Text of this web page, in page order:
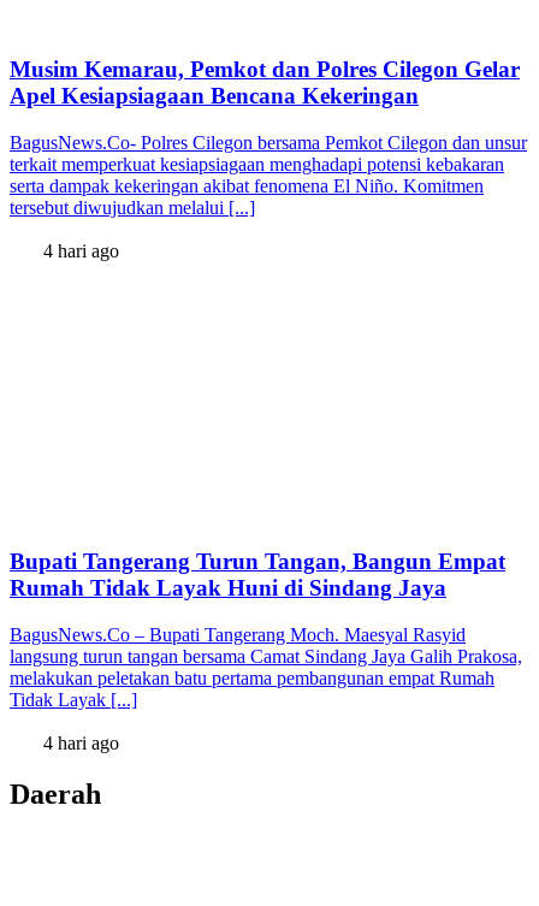
Musim Kemarau, Pemkot dan Polres Cilegon Gelar
Apel Kesiapsiagaan Bencana Kekeringan
BagusNews.Co- Polres Cilegon bersama Pemkot Cilegon dan unsur
terkait memperkuat kesiapsiagaan menghadapi potensi kebakaran
serta dampak kekeringan akibat fenomena El Niño. Komitmen
tersebut diwujudkan melalui [...]
4 hari ago
Bupati Tangerang Turun Tangan, Bangun Empat
Rumah Tidak Layak Huni di Sindang Jaya
BagusNews.Co – Bupati Tangerang Moch. Maesyal Rasyid
langsung turun tangan bersama Camat Sindang Jaya Galih Prakosa,
melakukan peletakan batu pertama pembangunan empat Rumah
Tidak Layak [...]
4 hari ago
Daerah